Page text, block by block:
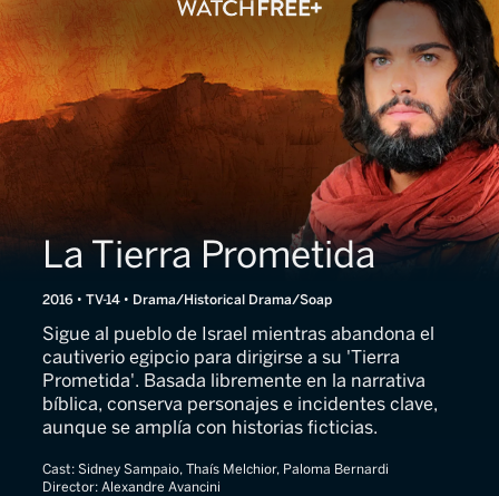
La Tierra Prometida
2016 • TV-14 • Drama/Historical Drama/Soap
Sigue al pueblo de Israel mientras abandona el
cautiverio egipcio para dirigirse a su 'Tierra
Prometida'. Basada libremente en la narrativa
bíblica, conserva personajes e incidentes clave,
aunque se amplía con historias ficticias.
Cast: Sidney Sampaio, Thaís Melchior, Paloma Bernardi
Director: Alexandre Avancini